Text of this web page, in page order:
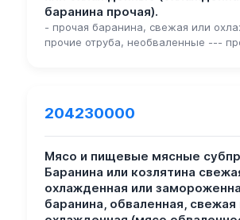
баранина прочая).
- прочая баранина, свежая или
прочие отруба, необваленные ---
204230000
Мясо и пищевые мясные
Баранина или козлятина
охлажденная или
баранина, обваленная, свежая